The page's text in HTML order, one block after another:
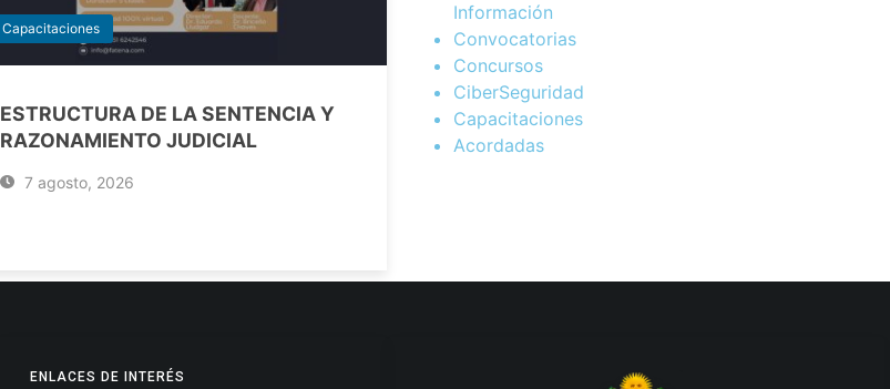
Capacitaciones
ESTRUCTURA DE LA SENTENCIA Y
RAZONAMIENTO JUDICIAL
7 agosto, 2026
Información
Convocatorias
Concursos
CiberSeguridad
Capacitaciones
Acordadas
ENLACES DE INTERÉS